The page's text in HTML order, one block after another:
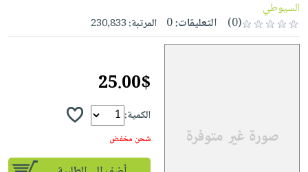
شحن
مخفض
عروض
إختياراتنا
حديثاً
الأكثر
iKitab
الصفحة
الرئيسية
يتكرر
أطفال
المواضيع
السيوطي
(0)
التعليقات:0 المرتبة:230,833
25.00$
الكمية:
شحن مخفض